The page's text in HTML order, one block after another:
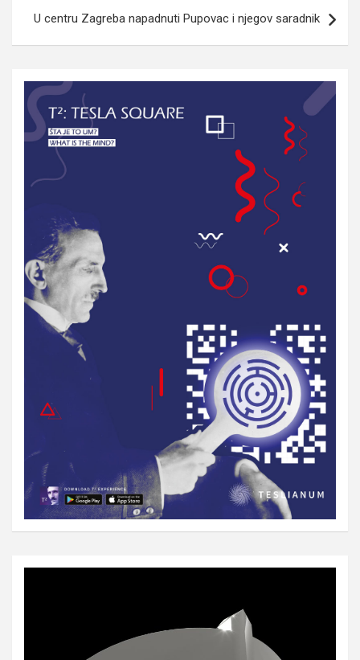
U centru Zagreba napadnuti Pupovac i njegov saradnik